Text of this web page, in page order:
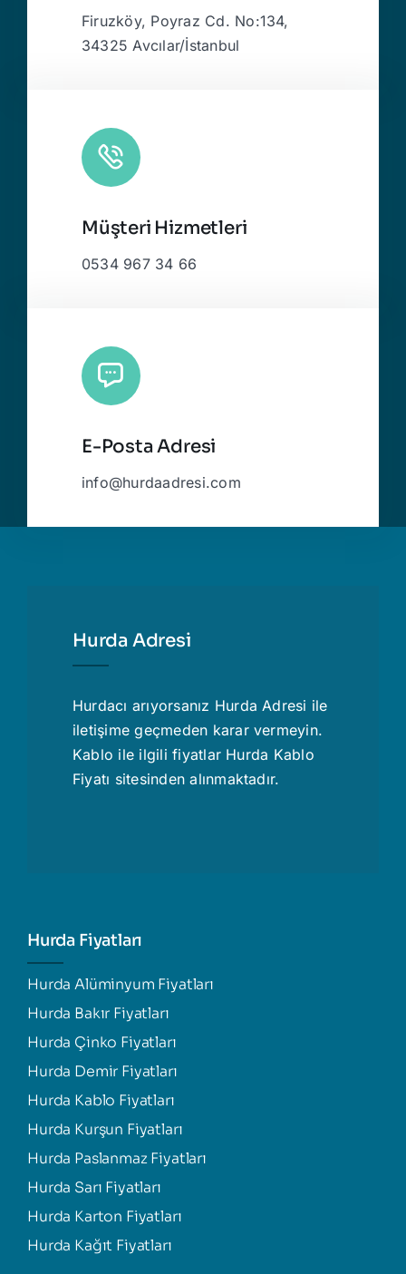
Firuzköy, Poyraz Cd. No:134,
34325 Avcılar/İstanbul
Müşteri Hizmetleri
0534 967 34 66
E-Posta Adresi
info@hurdaadresi.com
Hurda Adresi
Hurdacı arıyorsanız Hurda Adresi ile
iletişime geçmeden karar vermeyin.
Kablo ile ilgili fiyatlar Hurda Kablo
Fiyatı sitesinden alınmaktadır.
Hurda Fiyatları
Hurda Alüminyum Fiyatları
Hurda Bakır Fiyatları
Hurda Çinko Fiyatları
Hurda Demir Fiyatları
Hurda Kablo Fiyatları
Hurda Kurşun Fiyatları
Hurda Paslanmaz Fiyatları
Hurda Sarı Fiyatları
Hurda Karton Fiyatları
Hurda Kağıt Fiyatları